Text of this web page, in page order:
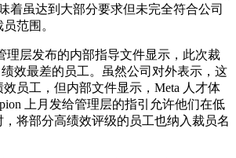
着虽达到大部分要求但未完全符合公司
范围。
层发布的内部指导文件显示，此次裁
绩效最差的员工。虽然公司对外表示，这
员工，但内部文件显示，Meta 人才体
上月发给管理层的指引允许他们在低
将部分高绩效评级的员工也纳入裁员名